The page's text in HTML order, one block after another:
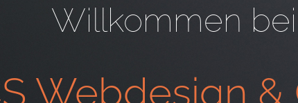
Willkommen bei
Webdesign &